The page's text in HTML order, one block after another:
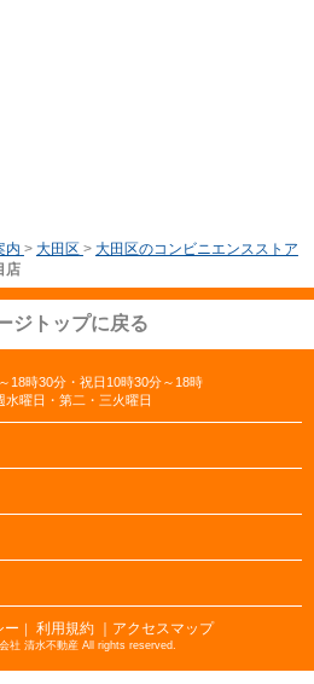
内 > 大田区 > 大田区のコンビニエンスストア
店
ジトップに戻る
18時30分・祝日10時30分～18時
水曜日・第二・三火曜日
ー ｜ 利用規約 ｜アクセスマップ
社 清水不動産 All rights reserved.